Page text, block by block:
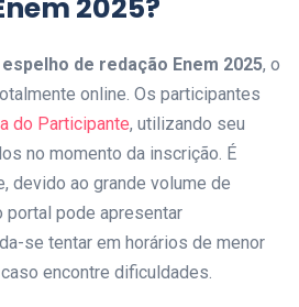
2025?
espelho de redação Enem 2025, o
online. Os participantes
do Participante, utilizando seu
no momento da inscrição. É
devido ao grande volume de
pode apresentar
se tentar em horários de menor
encontre dificuldades.